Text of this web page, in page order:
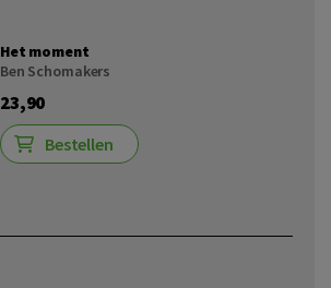
Het moment
Ben Schomakers
23,90
Bestellen